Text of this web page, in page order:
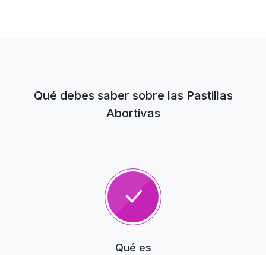
Qué debes saber sobre las Pastillas
Abortivas
Qué es